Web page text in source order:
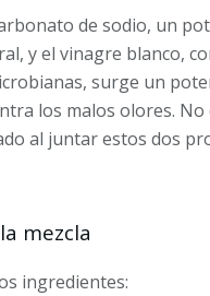
de sodio, un
y el vinagre blanco,
surge un
los malos olores.
al juntar estos dos
mezcla
ingredientes: